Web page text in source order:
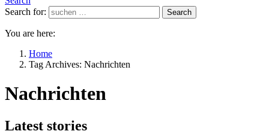
Search for:
Search
You are here:
Home
Tag Archives: Nachrichten
Nachrichten
Latest stories